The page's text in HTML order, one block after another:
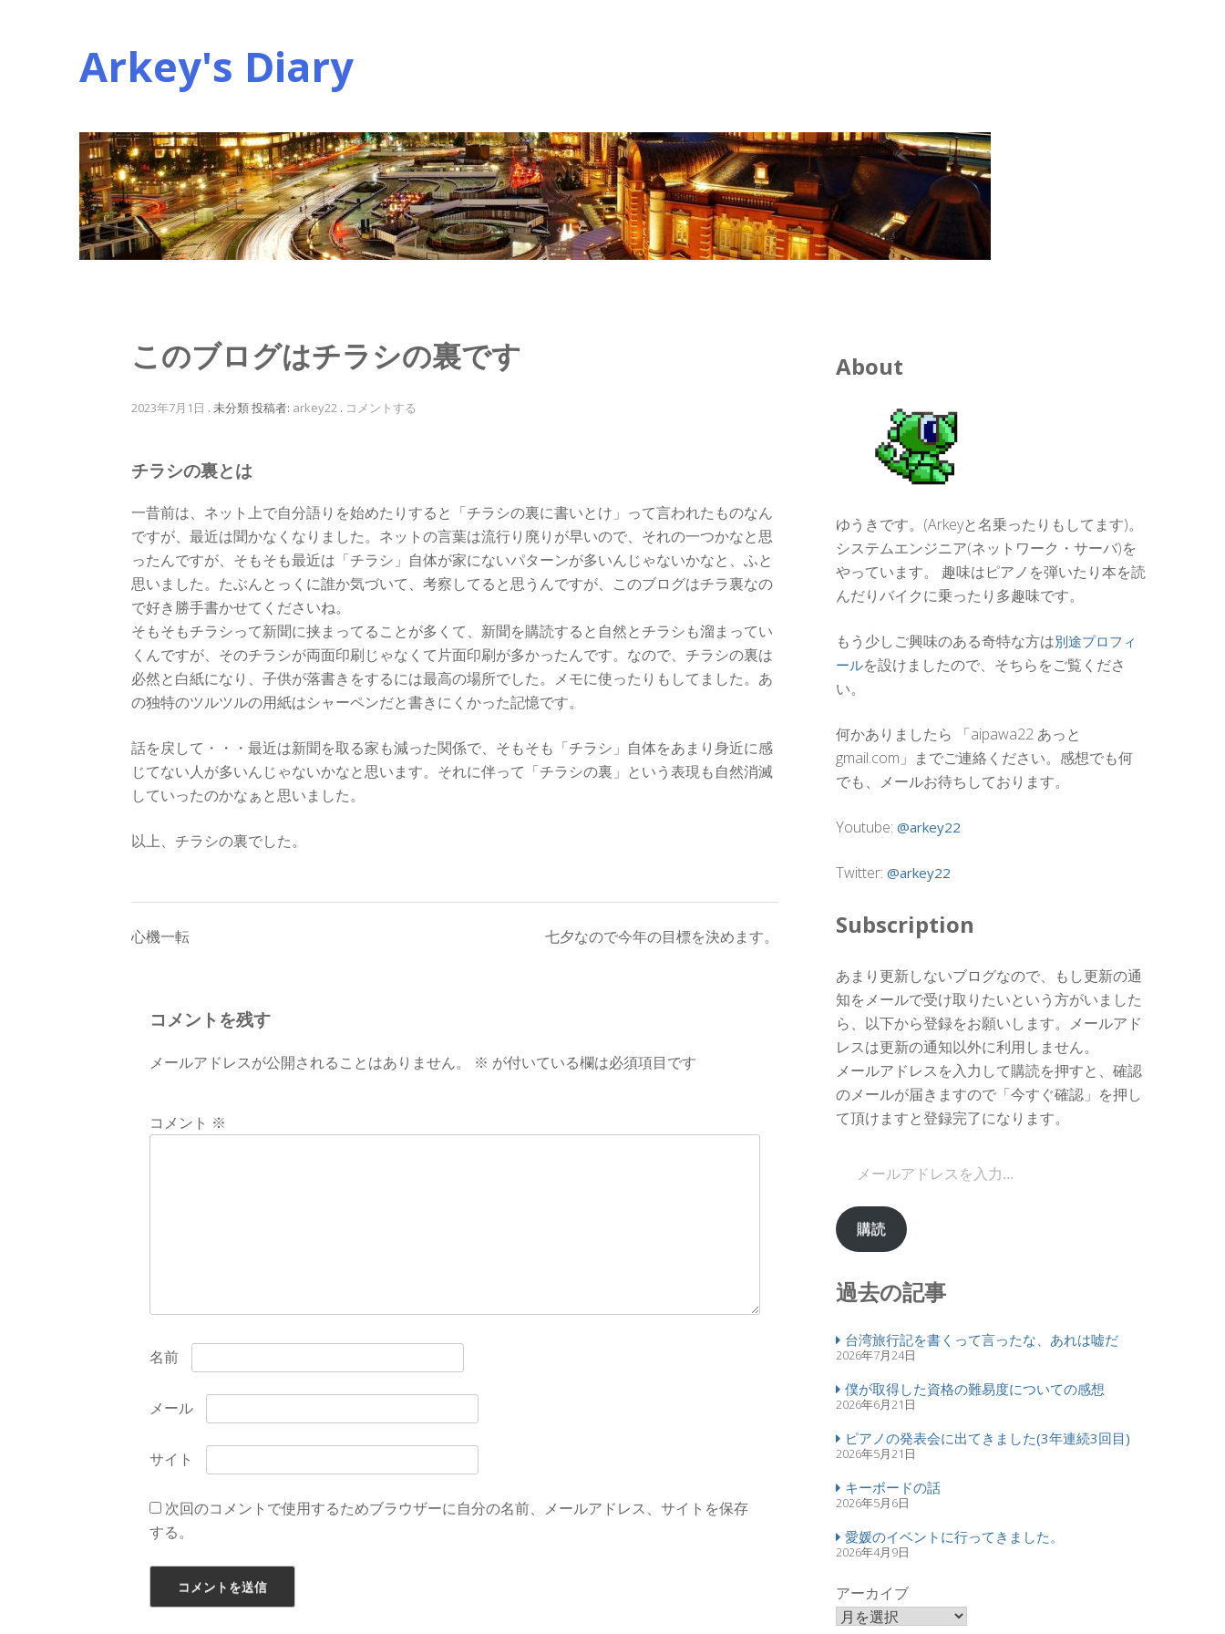
Arkey's Diary
このブログはチラシの裏です
2023年7月1日 . 未分類投稿者: arkey22 . コメントする
チラシの裏とは
一昔前は、ネット上で自分語りを始めたりすると「チラシの裏に書いとけ」って言われたものなん
ですが、最近は聞かなくなりました。ネットの言葉は流行り廃りが早いので、それの一つかなと思
ったんですが、そもそも最近は「チラシ」自体が家にないパターンが多いんじゃないかなと、ふと
思いました。たぶんとっくに誰か気づいて、考察してると思うんですが、このブログはチラ裏なの
で好き勝手書かせてくださいね。
そもそもチラシって新聞に挟まってることが多くて、新聞を購読すると自然とチラシも溜まってい
くんですが、そのチラシが両面印刷じゃなくて片面印刷が多かったんです。なので、チラシの裏は
必然と白紙になり、子供が落書きをするには最高の場所でした。メモに使ったりもしてました。あ
の独特のツルツルの用紙はシャーペンだと書きにくかった記憶です。
話を戻して・・・最近は新聞を取る家も減った関係で、そもそも「チラシ」自体をあまり身近に感
じてない人が多いんじゃないかなと思います。それに伴って「チラシの裏」という表現も自然消滅
していったのかなぁと思いました。
以上、チラシの裏でした。
投
ナ
ー
心機一転 七夕なので今年の目標を決めます。
コメントを残す
メールアドレスが公開されることはありません。 ※ が付いている欄は必須項目です
コメント ※
名前
メール
サイト
次回のコメントで使用するためブラウザーに自分の名前、メールアドレス、サイトを保存
する。
About
ゆうきです。(Arkeyと名乗ったりもしてます)。
システムエンジニア(ネットワーク・サーバ)を
やっています。 趣味はピアノを弾いたり本を読
んだりバイクに乗ったり多趣味です。
もう少しご興味のある奇特な方は別途プロフィ
ールを設けましたので、そちらをご覧くださ
い。
何かありましたら 「aipawa22 あっと
gmail.com」までご連絡ください。感想でも何
でも、メールお待ちしております。
Youtube: @arkey22
Twitter: @arkey22
Subscription
あまり更新しないブログなので、もし更新の通
知をメールで受け取りたいという方がいました
ら、以下から登録をお願いします。メールアド
レスは更新の通知以外に利用しません。
メールアドレスを入力して購読を押すと、確認
のメールが届きますので「今すぐ確認」を押し
て頂けますと登録完了になります。
購読
過去の記事
台湾旅行記を書くって言ったな、あれは嘘だ
2026年7月24日
僕が取得した資格の難易度についての感想
2026年6月21日
ピアノの発表会に出てきました(3年連続3回目)
2026年5月21日
キーボードの話
2026年5月6日
愛媛のイベントに行ってきました。
2026年4月9日
アーカイブ